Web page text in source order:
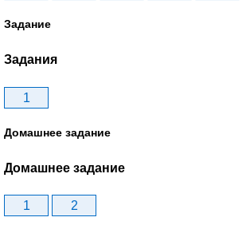
Задание
Задания
1
Домашнее задание
Домашнее задание
1 2